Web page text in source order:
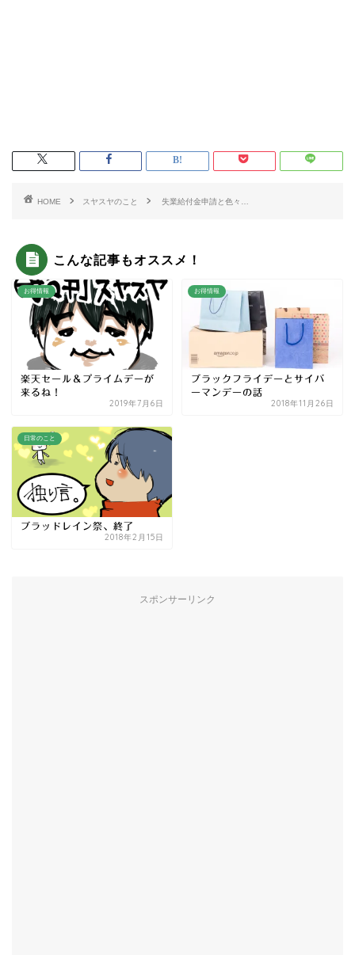
HOME スヤスヤのこと 失業給付金申請と色々…
こんな記事もオススメ！
お得情報
楽天セール＆プライムデーが
来るね！
2019年7月6日
お得情報
ブラックフライデーとサイバ
ーマンデーの話
2018年11月26日
日常のこと
ブラッドレイン祭、終了
2018年2月15日
スポンサーリンク